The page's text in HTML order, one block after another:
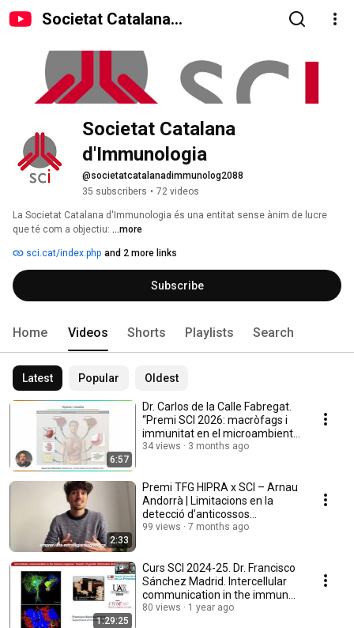
Societat Catalana
Societat Catalana
d'Immunologia
@societatcatalanadimmunolog2088
35 subscribers • 72 videos
La Societat Catalana d'Immunologia és una entitat sense ànim de lucre
que té com a objectiu: ...more
sci.cat/index.php and 2 more links
Subscribe
Home Videos Shorts Playlists Search
Latest Popular Oldest
6:57
Dr. Carlos de la Calle Fabregat.
“Premi SCI 2026: macròfags i
immunitat en el microambient
tumoral”
34 views 3 months ago
2:33
Premi TFG HIPRA x SCI – Arnau
Andorrà | Limitacions en la
detecció d’anticossos
antineuronals
99 views 7 months ago
1:29:25
Curs SCI 2024-25. Dr. Francisco
Sánchez Madrid. Intercellular
communication in the immune
response.
80 views 1 year ago